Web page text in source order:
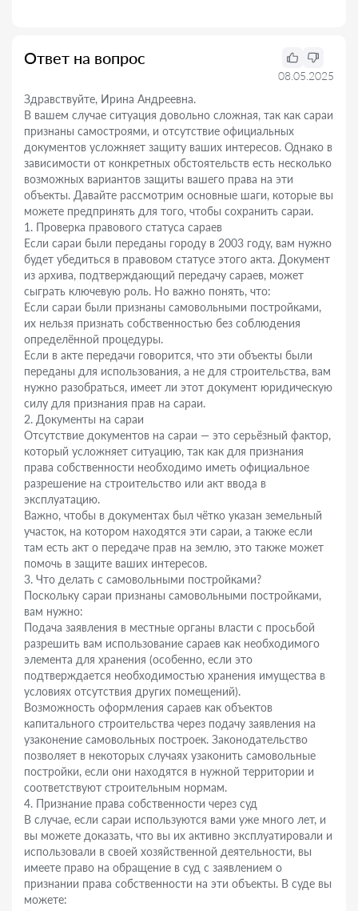
Ответ на вопрос
08.05.2025
Здравствуйте, Ирина Андреевна.
В вашем случае ситуация довольно сложная, так как сараи
признаны самостроями, и отсутствие официальных
документов усложняет защиту ваших интересов. Однако в
зависимости от конкретных обстоятельств есть несколько
возможных вариантов защиты вашего права на эти
объекты. Давайте рассмотрим основные шаги, которые вы
можете предпринять для того, чтобы сохранить сараи.
1. Проверка правового статуса сараев
Если сараи были переданы городу в 2003 году, вам нужно
будет убедиться в правовом статусе этого акта. Документ
из архива, подтверждающий передачу сараев, может
сыграть ключевую роль. Но важно понять, что:
Если сараи были признаны самовольными постройками,
их нельзя признать собственностью без соблюдения
определённой процедуры.
Если в акте передачи говорится, что эти объекты были
переданы для использования, а не для строительства, вам
нужно разобраться, имеет ли этот документ юридическую
силу для признания прав на сараи.
2. Документы на сараи
Отсутствие документов на сараи — это серьёзный фактор,
который усложняет ситуацию, так как для признания
права собственности необходимо иметь официальное
разрешение на строительство или акт ввода в
эксплуатацию.
Важно, чтобы в документах был чётко указан земельный
участок, на котором находятся эти сараи, а также если
там есть акт о передаче прав на землю, это также может
помочь в защите ваших интересов.
3. Что делать с самовольными постройками?
Поскольку сараи признаны самовольными постройками,
вам нужно:
Подача заявления в местные органы власти с просьбой
разрешить вам использование сараев как необходимого
элемента для хранения (особенно, если это
подтверждается необходимостью хранения имущества в
условиях отсутствия других помещений).
Возможность оформления сараев как объектов
капитального строительства через подачу заявления на
узаконение самовольных построек. Законодательство
позволяет в некоторых случаях узаконить самовольные
постройки, если они находятся в нужной территории и
соответствуют строительным нормам.
4. Признание права собственности через суд
В случае, если сараи используются вами уже много лет, и
вы можете доказать, что вы их активно эксплуатировали и
использовали в своей хозяйственной деятельности, вы
имеете право на обращение в суд с заявлением о
признании права собственности на эти объекты. В суде вы
можете: